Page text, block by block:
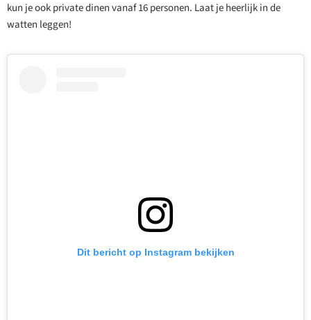
kun je ook private dinen vanaf 16 personen. Laat je heerlijk in de
watten leggen!
Dit bericht op Instagram bekijken